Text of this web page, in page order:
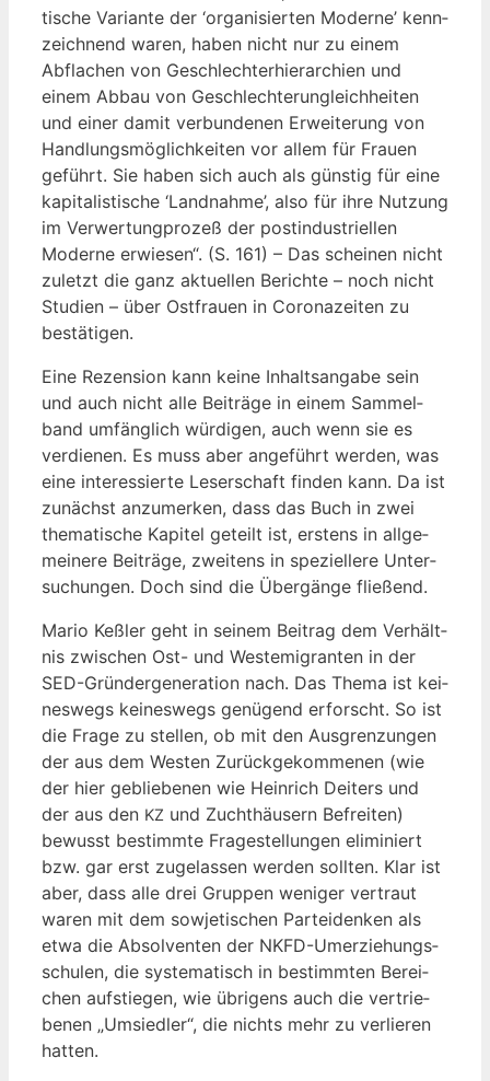
ti­sche Vari­an­te der ‘orga­ni­sier­ten Moder­ne’ kenn­
zeich­nend waren, haben nicht nur zu einem
Abfla­chen von Geschlech­ter­hier­ar­chien und
einem Abbau von Geschlech­ter­un­gleich­hei­ten
und einer damit ver­bun­de­nen Erwei­te­rung von
Hand­lungs­mög­lich­kei­ten vor allem für Frau­en
geführt. Sie haben sich auch als güns­tig für eine
kapi­ta­lis­ti­sche ‘Land­nah­me’, also für ihre Nut­zung
im Ver­wer­tung­pro­zeß der post­in­dus­tri­el­len
Moder­ne erwie­sen“. (S. 161) – Das schei­nen nicht
zuletzt die ganz aktu­el­len Berich­te – noch nicht
Stu­di­en – über Ost­frau­en in Coro­na­zei­ten zu
bestätigen.
Eine Rezen­si­on kann kei­ne Inhalts­an­ga­be sein
und auch nicht alle Bei­trä­ge in einem Sam­mel­
band umfäng­lich wür­di­gen, auch wenn sie es
ver­die­nen. Es muss aber ange­führt wer­den, was
eine inter­es­sier­te Leser­schaft fin­den kann. Da ist
zunächst anzu­mer­ken, dass das Buch in zwei
the­ma­ti­sche Kapi­tel geteilt ist, ers­tens in all­ge­
mei­ne­re Bei­trä­ge, zwei­tens in spe­zi­el­le­re Unter­
su­chun­gen. Doch sind die Über­gän­ge fließend.
Mario Keß­ler geht in sei­nem Bei­trag dem Ver­hält­
nis zwi­schen Ost- und West­emi­gran­ten in der
SED-Grün­der­ge­nera­ti­on nach. Das The­ma ist kei­
nes­wegs kei­nes­wegs genü­gend erforscht. So ist
die Fra­ge zu stel­len, ob mit den Aus­gren­zun­gen
der aus dem Wes­ten Zurück­ge­kom­me­nen (wie
der hier geblie­be­nen wie Hein­rich Dei­ters und
der aus den KZ und Zucht­häu­sern Befrei­ten)
bewusst bestimm­te Fra­ge­stel­lun­gen eli­mi­niert
bzw. gar erst zuge­las­sen wer­den soll­ten. Klar ist
aber, dass alle drei Grup­pen weni­ger ver­traut
waren mit dem sowje­ti­schen Par­tei­den­ken als
etwa die Absol­ven­ten der NKFD-Umer­zie­hungs­
schu­len, die sys­te­ma­tisch in bestimm­ten Berei­
chen auf­stie­gen, wie übri­gens auch die ver­trie­
be­nen „Umsied­ler“, die nichts mehr zu ver­lie­ren
hatten.